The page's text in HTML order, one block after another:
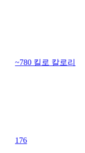
~780 킬로 칼로리
176